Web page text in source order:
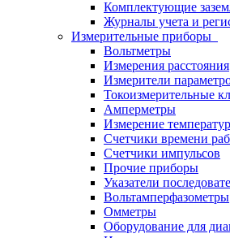
Комплектующие
Журналы учета и
Измерительные приборы
Вольтметры
Измерения расстояния
Измерители
Токоизмерительные
Амперметры
Измерение
Счетчики времени
Счетчики импульсов
Прочие приборы
Указатели
Вольтамперфазометры
Омметры
Оборудование для